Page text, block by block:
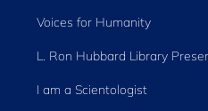
Voices for Humanity
L. Ron Hubbard Library
I am a Scientologist